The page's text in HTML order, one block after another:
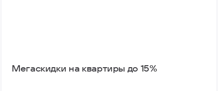
Мегаскидки на квартиры до 15%